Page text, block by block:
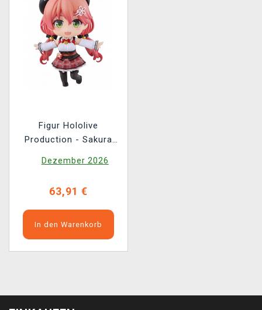
Figur Hololive
Production - Sakura
(Nendoroid)
Dezember 2026
63,91 €
In den Warenkorb